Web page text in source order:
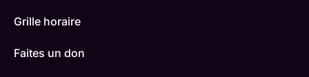
Grille horaire
Faites un don